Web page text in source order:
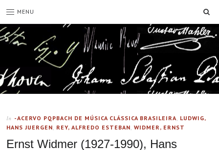
MENU
In -ACERVO PQPBACH DE MÚSICA CLÁSSICA BRASILEIRA, LUDWIG,
HANS JUERGEN, REY, ALFREDO ESTEBAN,WIDMER, ERNST
Ernst Widmer (1927-1990), Hans